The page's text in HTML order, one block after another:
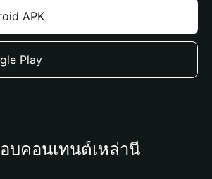
APK
Play
คอนเทนต์เหล่านี้